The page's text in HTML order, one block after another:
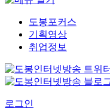
도봉포커스
기획영상
취업정보
로그인